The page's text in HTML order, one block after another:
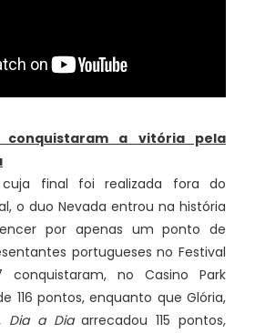
a vitória pela
final foi realizada fora do
o duo Nevada entrou na história
por apenas um ponto de
portugueses no Festival
conquistaram, no Casino Park
116 pontos, enquanto que Glória,
Dia a Diaarrecadou 115 pontos,